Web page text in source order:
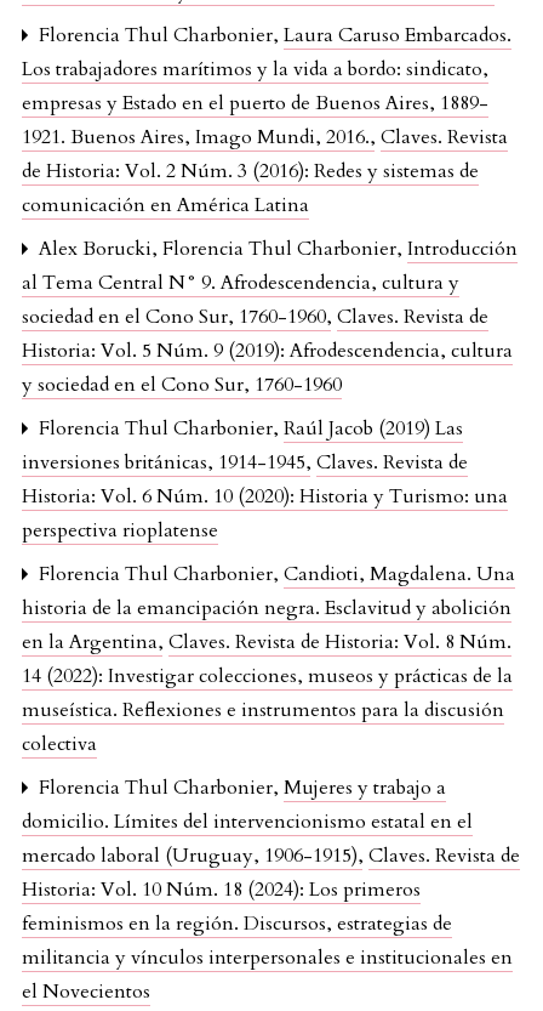
Florencia Thul Charbonier, Laura Caruso Embarcados.
Los trabajadores marítimos y la vida a bordo: sindicato,
empresas y Estado en el puerto de Buenos Aires, 1889-
1921. Buenos Aires, Imago Mundi, 2016., Claves. Revista
de Historia: Vol. 2 Núm. 3 (2016): Redes y sistemas de
comunicación en América Latina
Alex Borucki, Florencia Thul Charbonier, Introducción
al Tema Central N° 9. Afrodescendencia, cultura y
sociedad en el Cono Sur, 1760-1960, Claves. Revista de
Historia: Vol. 5 Núm. 9 (2019): Afrodescendencia, cultura
y sociedad en el Cono Sur, 1760-1960
Florencia Thul Charbonier, Raúl Jacob (2019) Las
inversiones británicas, 1914-1945, Claves. Revista de
Historia: Vol. 6 Núm. 10 (2020): Historia y Turismo: una
perspectiva rioplatense
Florencia Thul Charbonier, Candioti, Magdalena. Una
historia de la emancipación negra. Esclavitud y abolición
en la Argentina, Claves. Revista de Historia: Vol. 8 Núm.
14 (2022): Investigar colecciones, museos y prácticas de la
museística. Reflexiones e instrumentos para la discusión
colectiva
Florencia Thul Charbonier, Mujeres y trabajo a
domicilio. Límites del intervencionismo estatal en el
mercado laboral (Uruguay, 1906-1915), Claves. Revista de
Historia: Vol. 10 Núm. 18 (2024): Los primeros
feminismos en la región. Discursos, estrategias de
militancia y vínculos interpersonales e institucionales en
el Novecientos